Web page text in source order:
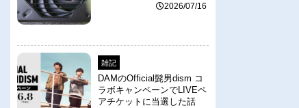
2026/07/16
雑記
DAMのOfficial髭男dism コ
ラボキャンペーンでLIVEペ
アチケットに当選した話